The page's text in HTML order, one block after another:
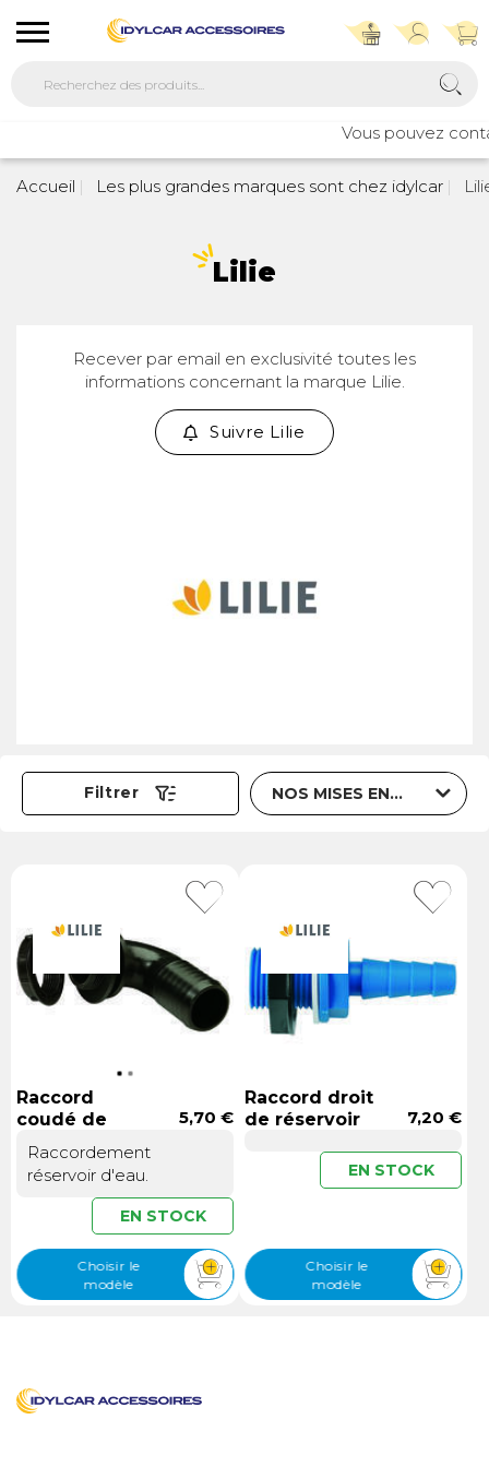
Vous pouvez
Accueil Les plus grandes marques sont chez idylcar
Lilie
Recever par email en exclusivité toutes les
informations concernant la marque Lilie.
Suivre Lilie
Filtrer Trier par
Raccord
coudé de
réservoir
5,70 €
Raccordement
réservoir d'eau.
EN STOCK
Choisir le
modèle
Raccord droit
de réservoir
7,20 €
EN STOCK
Choisir le
modèle